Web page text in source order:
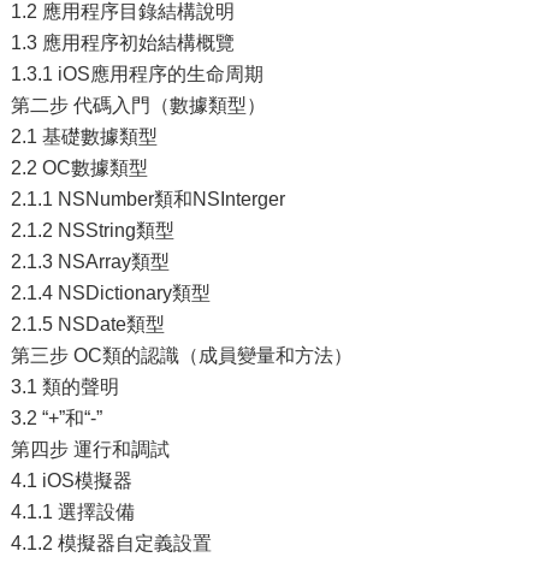
1.2 應用程序目錄結構說明
1.3 應用程序初始結構概覽
1.3.1 iOS應用程序的生命周期
第二步 代碼入門（數據類型）
2.1 基礎數據類型
2.2 OC數據類型
2.1.1 NSNumber類和NSInterger
2.1.2 NSString類型
2.1.3 NSArray類型
2.1.4 NSDictionary類型
2.1.5 NSDate類型
第三步 OC類的認識（成員變量和方法）
3.1 類的聲明
3.2 “+”和“-”
第四步 運行和調試
4.1 iOS模擬器
4.1.1 選擇設備
4.1.2 模擬器自定義設置